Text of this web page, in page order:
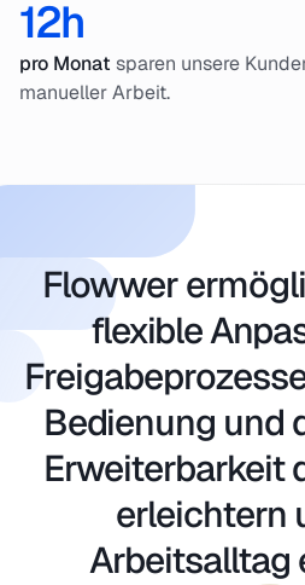
12h
pro Monat sparen unsere
manueller Arbeit.
Flowwer
flexible
Bedienung und
Erweiterbarkeit
erleichtern
Arbeitsalltag